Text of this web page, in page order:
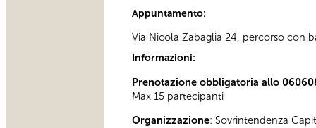
Appuntamento:
Via Nicola Zabaglia 24, percorso con
Informazioni:
Prenotazione obbligatoria allo
Max 15 partecipanti
Organizzazione: Sovrintendenza